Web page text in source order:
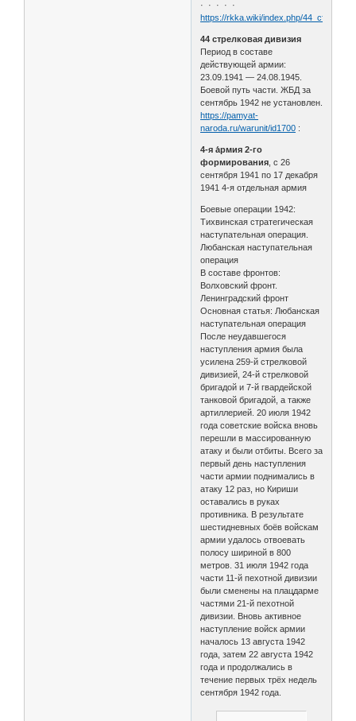
· · · · ·
https://rkka.wiki/index.php/
44 стрелковая дивизия
Период в составе
действующей армии:
23.09.1941 — 24.08.1945.
Боевой путь части. ЖБД за
сентябрь 1942 не установлен.
https://pamyat-
naroda.ru/warunit/id1700 :
4-я а́рмия 2-го
формирования , с 26
сентября 1941 по 17 декабря
1941 4-я отдельная армия
Боевые операции 1942:
Тихвинская стратегическая
наступательная операция.
Любанская наступательная
операция
В составе фронтов:
Волховский фронт.
Ленинградский фронт
Основная статья: Любанская
наступательная операция
После неудавшегося
наступления армия была
усилена 259-й стрелковой
дивизией, 24-й стрелковой
бригадой и 7-й гвардейской
танковой бригадой, а также
артиллерией. 20 июля 1942
года советские войска вновь
перешли в массированную
атаку и были отбиты. Всего за
первый день наступления
части армии поднимались в
атаку 12 раз, но Кириши
оставались в руках
противника. В результате
шестидневных боёв войскам
армии удалось отвоевать
полосу шириной в 800
метров. 31 июля 1942 года
части 11-й пехотной дивизии
были сменены на плацдарме
частями 21-й пехотной
дивизии. Вновь активное
наступление войск армии
началось 13 августа 1942
года, затем 22 августа 1942
года и продолжались в
течение первых трёх недель
сентября 1942 года.